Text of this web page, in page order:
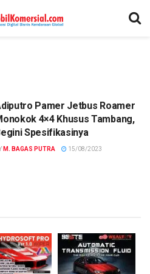
Pamer Jetbus Roamer
4×4 Khusus Tambang,
Spesifikasinya
M. BAGAS PUTRA 15/08/2023